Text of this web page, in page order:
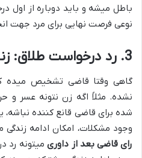
باطل میشه و باید دوباره از اول
نوعی فرصت نهایی برای مرد جهت
3. رد درخواست طلاق: زندگی ادامه دارد
گاهی وقتا قاضی تشخیص میده که
نشده. مثلاً اگه زن نتونه عسر و
شده برای قاضی قانع کننده
وجود مشکلات، امکان ادامه
رای قاضی بعد از داوریمیتونه رد